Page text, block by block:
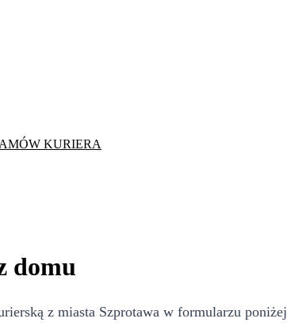
KURIERA
domu
z miasta Szprotawa w formularzu